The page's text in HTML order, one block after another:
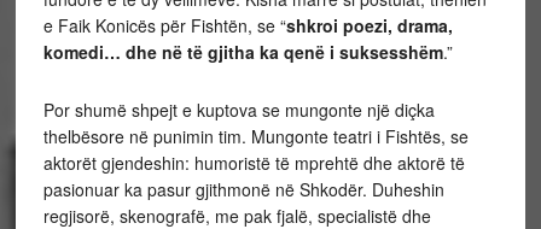
e Faik Konicës për Fishtën, se “shkroi poezi, drama,
komedi… dhe në të gjitha ka qenë i suksesshëm.”
Por shumë shpejt e kuptova se mungonte një diçka
thelbësore në punimin tim. Mungonte teatri i Fishtës, se
aktorët gjendeshin: humoristë të mprehtë dhe aktorë të
pasionuar ka pasur gjithmonë në Shkodër. Duheshin
regjisorë, skenografë, me pak fjalë, specialistë dhe